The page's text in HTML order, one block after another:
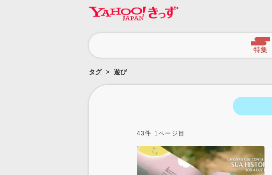
特集
タグ 遊び
43件 1ページ目